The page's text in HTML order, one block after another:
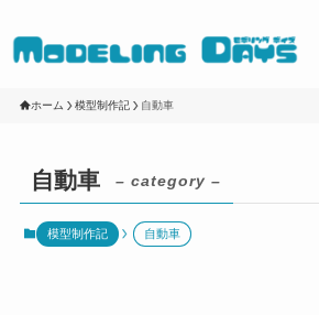
ホーム 模型制作記 自動車
自動車 – category –
模型制作記 自動車